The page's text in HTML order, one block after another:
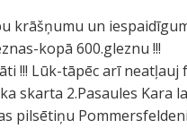
krāšņumu un
kopā 600.gleznu !!!
!!! Lūk-tāpēc arī
skarta 2.Pasaules Kara
pilsētiņu